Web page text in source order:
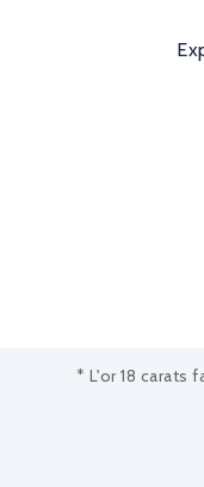
* L'or 18 carats